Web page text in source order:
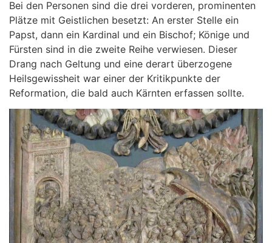
Bei den Personen sind die drei vorderen, prominenten
Plätze mit Geistlichen besetzt: An erster Stelle ein
Papst, dann ein Kardinal und ein Bischof; Könige und
Fürsten sind in die zweite Reihe verwiesen. Dieser
Drang nach Geltung und eine derart überzogene
Heilsgewissheit war einer der Kritikpunkte der
Reformation, die bald auch Kärnten erfassen sollte.